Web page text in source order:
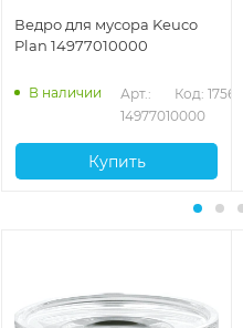
Ведро для мусора Keuco
Plan 14977010000
В наличии
Арт.:
14977010000
Код: 17564
Купить